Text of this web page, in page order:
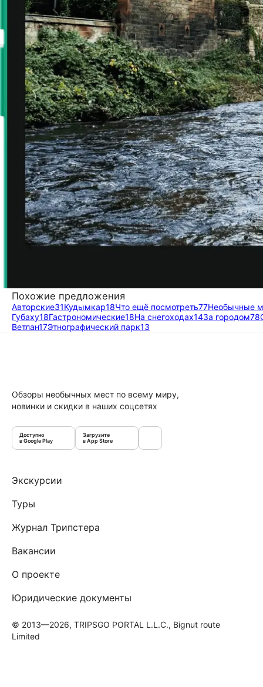
Похожие предложения
Авторские31Кудымкар18Что ещё посмотреть77Необычные
Губаху18Гастрономические18На снегоходах14За городом78
Ветлан17Этнографический парк13
Обзоры необычных мест по всему миру,
новинки и скидки в наших соцсетях
Доступно
в Google Play
Загрузите
в App Store
Экскурсии
Туры
Журнал Трипстера
Вакансии
О проекте
Юридические документы
© 2013—2026, TRIPSGO PORTAL L.L.C., Bignut route
Limited